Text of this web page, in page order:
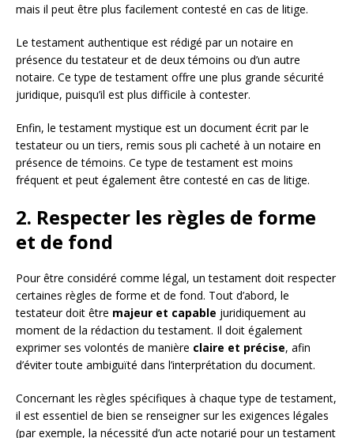
mais il peut être plus facilement contesté en cas de litige.
Le testament authentique est rédigé par un notaire en
présence du testateur et de deux témoins ou d’un autre
notaire. Ce type de testament offre une plus grande sécurité
juridique, puisqu’il est plus difficile à contester.
Enfin, le testament mystique est un document écrit par le
testateur ou un tiers, remis sous pli cacheté à un notaire en
présence de témoins. Ce type de testament est moins
fréquent et peut également être contesté en cas de litige.
2. Respecter les règles de forme
et de fond
Pour être considéré comme légal, un testament doit respecter
certaines règles de forme et de fond. Tout d’abord, le
testateur doit être majeur et capable juridiquement au
moment de la rédaction du testament. Il doit également
exprimer ses volontés de manière claire et précise, afin
d’éviter toute ambiguïté dans l’interprétation du document.
Concernant les règles spécifiques à chaque type de testament,
il est essentiel de bien se renseigner sur les exigences légales
(par exemple, la nécessité d’un acte notarié pour un testament